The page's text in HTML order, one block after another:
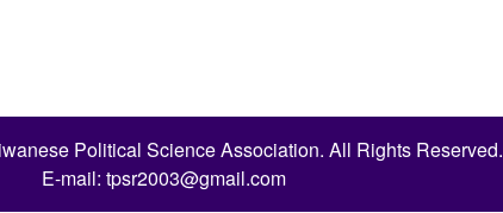
Political Science Association. All Rights Reserved.
E-mail: tpsr2003@gmail.com